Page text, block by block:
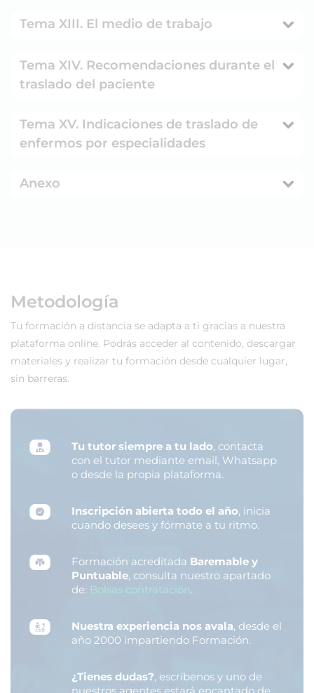
Tema XIII. El medio de trabajo
Tema XIV. Recomendaciones durante el
traslado del paciente
Tema XV. Indicaciones de traslado de
enfermos por especialidades
Anexo
Metodología
Tu formación a distancia se adapta a ti gracias a nuestra
plataforma online. Podrás acceder al contenido, descargar
materiales y realizar tu formación desde cualquier lugar,
sin barreras.
Tu tutor siempre a tu lado, contacta
con el tutor mediante email, Whatsapp
o desde la propia plataforma.
Inscripción abierta todo el año, inicia
cuando desees y fórmate a tu ritmo.
Formación acreditada Baremable y
Puntuable, consulta nuestro apartado
de: Bolsas contratación.
Nuestra experiencia nos avala, desde el
año 2000 impartiendo Formación.
¿Tienes dudas?, escríbenos y uno de